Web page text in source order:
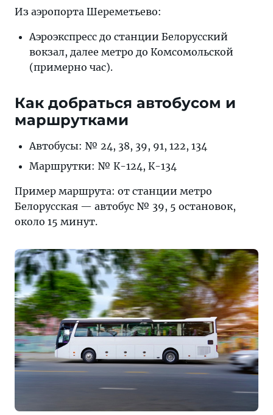
Из аэропорта Шереметьево:
Аэроэкспресс до станции Белорусский
вокзал, далее метро до Комсомольской
(примерно час).
Как добраться автобусом и
маршрутками
Автобусы: № 24, 38, 39, 91, 122, 134
Маршрутки: № К-124, К-134
Пример маршрута: от станции метро
Белорусская — автобус № 39, 5 остановок,
около 15 минут.